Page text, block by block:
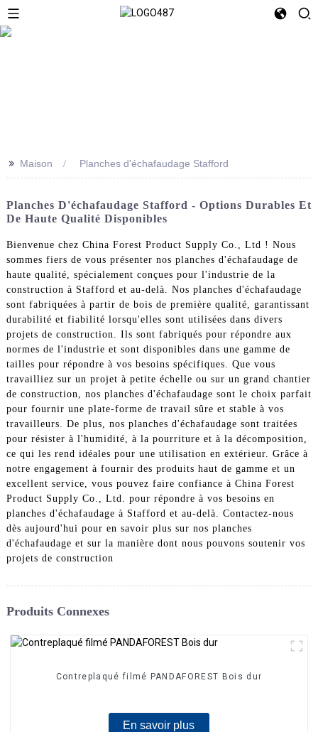
>> Maison Planches d'échafaudage Stafford
Planches D'échafaudage Stafford - Options Durables Et
De Haute Qualité Disponibles
Bienvenue chez China Forest Product Supply Co., Ltd ! Nous
sommes fiers de vous présenter nos planches d'échafaudage de
haute qualité, spécialement conçues pour l'industrie de la
construction à Stafford et au-delà. Nos planches d'échafaudage
sont fabriquées à partir de bois de première qualité, garantissant
durabilité et fiabilité lorsqu'elles sont utilisées dans divers
projets de construction. Ils sont fabriqués pour répondre aux
normes de l'industrie et sont disponibles dans une gamme de
tailles pour répondre à vos besoins spécifiques. Que vous
travailliez sur un projet à petite échelle ou sur un grand chantier
de construction, nos planches d'échafaudage sont le choix parfait
pour fournir une plate-forme de travail sûre et stable à vos
travailleurs. De plus, nos planches d'échafaudage sont traitées
pour résister à l'humidité, à la pourriture et à la décomposition,
ce qui les rend idéales pour une utilisation en extérieur. Grâce à
notre engagement à fournir des produits haut de gamme et un
excellent service, vous pouvez faire confiance à China Forest
Product Supply Co., Ltd. pour répondre à vos besoins en
planches d'échafaudage à Stafford et au-delà. Contactez-nous
dès aujourd'hui pour en savoir plus sur nos planches
d'échafaudage et sur la manière dont nous pouvons soutenir vos
projets de construction
Produits Connexes
Contreplaqué filmé PANDAFOREST Bois dur
En savoir plus